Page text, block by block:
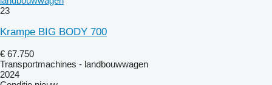
23
Krampe BIG BODY 700
€ 67.750
Transportmachines - landbouwwagen
2024